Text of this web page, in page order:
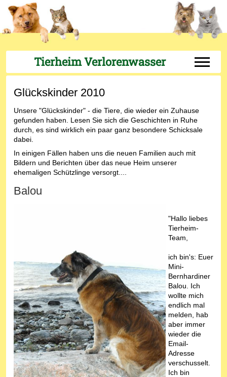
Tierheim Verlorenwasser Off-
Glückskinder 2010
Unsere "Glückskinder" - die Tiere, die wieder ein Zuhause
gefunden haben. Lesen Sie sich die Geschichten in Ruhe
durch, es sind wirklich ein paar ganz besondere Schicksale
dabei.
In einigen Fällen haben uns die neuen Familien auch mit
Bildern und Berichten über das neue Heim unserer
ehemaligen Schützlinge versorgt....
Balou
"Hallo liebes
Tierheim-
Team,
ich bin's: Euer
Mini-
Bernhardiner
Balou. Ich
wollte mich
endlich mal
melden, hab
aber immer
wieder die
Email-
Adresse
verschusselt.
Ich bin